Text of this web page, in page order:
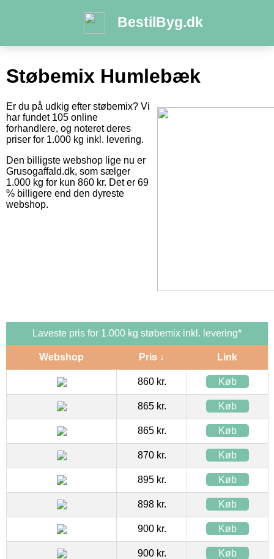
BestilByg.dk
Støbemix Humlebæk
Er du på udkig efter støbemix? Vi
har fundet 105 online
forhandlere, og noteret deres
priser for 1.000 kg inkl. levering.
Den billigste webshop lige nu er
Grusogaffald.dk, som sælger
1.000 kg for kun 860 kr. Det er 69
% billigere end den dyreste
webshop.
Laveste pris for 1.000 kg støbemix inkl. levering*
Webshop Pris ↓ Link
860 kr. Køb
865 kr. Køb
865 kr. Køb
870 kr. Køb
895 kr. Køb
898 kr. Køb
900 kr. Køb
900 kr. Køb